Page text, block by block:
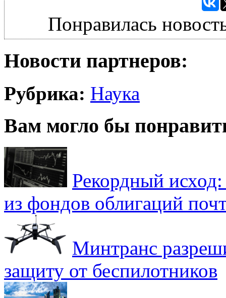
Понравилась
Новости партнеров:
Рубрика: Наука
Вам могло бы
Рекордный
из фондов облигаций
Минтранс
защиту от беспилотников